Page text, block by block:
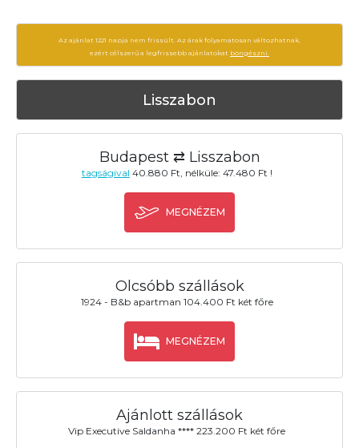
Az ajánlat 1221 napja nem frissült. Az árak folyamatosan változhatnak,
ezért célszerű a legfrissebb ajánlatokat böngészni.
Lisszabon
Budapest ⇄ Lisszabon
tagságival 40.880 Ft, nélküle: 47.480 Ft !
MEGNÉZEM
Olcsóbb szállások
1924 - B&b apartman 104.400 Ft két főre
MEGNÉZEM
Ajánlott szállások
Vip Executive Saldanha **** 223.200 Ft két főre